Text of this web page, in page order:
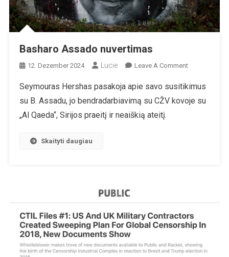
Basharo Assado nuvertimas
12. Dezember 2024 Lucie Leave A CommentOn
Assado
Nuvertimas
Seymouras Hershas pasakoja apie savo susitikimus
su B. Assadu, jo bendradarbiavimą su CŽV kovoje su
„Al Qaeda“, Sirijos praeitį ir neaiškią ateitį.
Skaityti daugiau